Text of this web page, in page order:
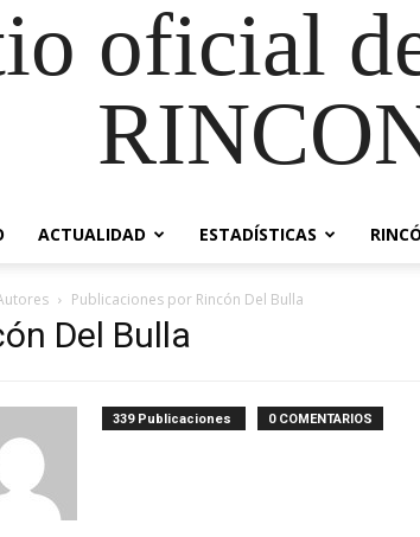
oficial
ACTUALIDAD ESTADÍSTICAS
Publicaciones por Rincón Del Bulla
Del Bulla
339 Publicaciones 0 COMENTARIOS